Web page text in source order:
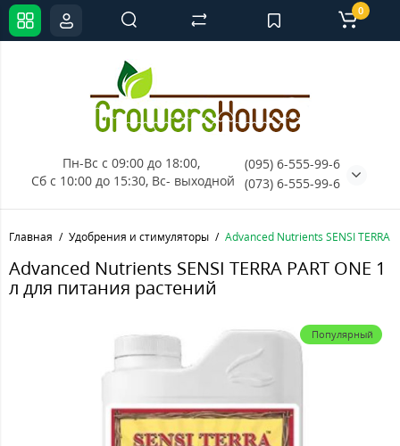
Пн-Вс с 09:00 до 18:00,
Сб с 10:00 до 15:30, Вс- выходной
(095) 6-555-99-6
(073) 6-555-99-6
0
Главная Удобрения и стимуляторы Advanced Nutrients SENSI TERRA
Advanced Nutrients SENSI TERRA PART ONE 1
л для питания растений
Популярный